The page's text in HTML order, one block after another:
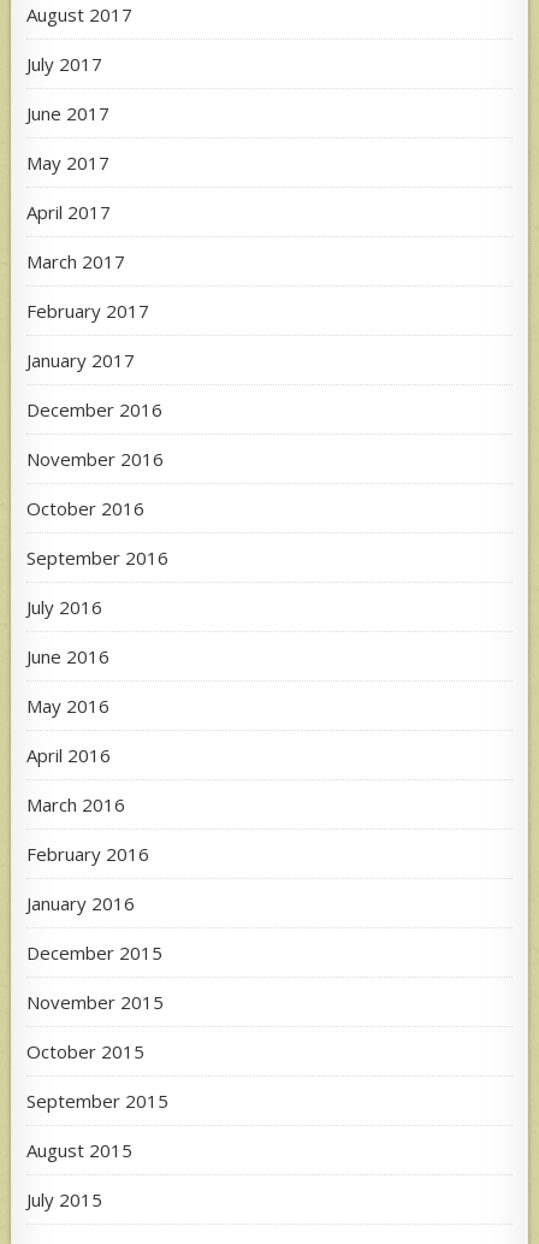
August 2017
July 2017
June 2017
May 2017
April 2017
March 2017
February 2017
January 2017
December 2016
November 2016
October 2016
September 2016
July 2016
June 2016
May 2016
April 2016
March 2016
February 2016
January 2016
December 2015
November 2015
October 2015
September 2015
August 2015
July 2015